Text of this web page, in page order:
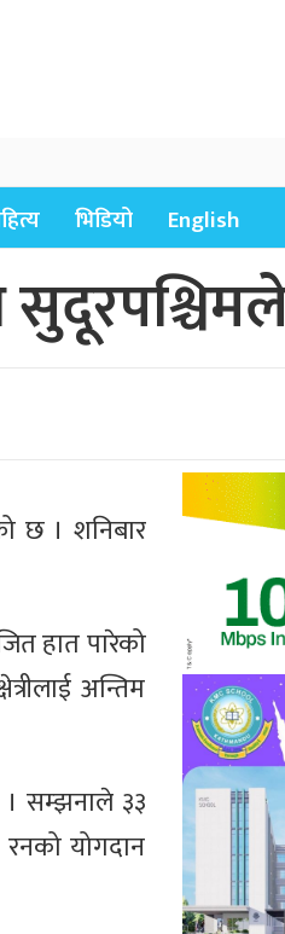
भिडियो English
छ । शनिबार
हात पारेको
अन्तिम
सम्झनाले ३३
योगदान